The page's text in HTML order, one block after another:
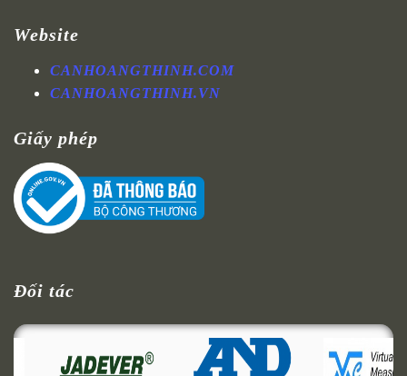
Website
CANHOANGTHINH.COM
CANHOANGTHINH.VN
Giấy phép
Đối tác